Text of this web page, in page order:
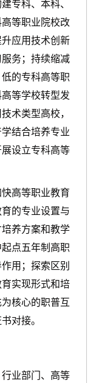
专科、本科、
等职业院校改
应用技术创新
务；持续缩减
的专科高等职
等学校转型发
术类型高校，
结合培养专业
设立专科高等
高等职业教育
的专业设置与
养方案和教学
点五年制高职
用；探索区别
实现形式和培
核心的职普互
对接。
业部门、高等